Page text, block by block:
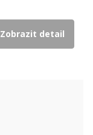
Zobrazit detail